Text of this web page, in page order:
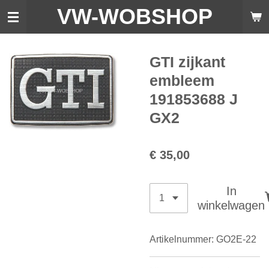
Ga
de
hoofdinhoud
VW-WOBSHOP
GTI zijkant
embleem
191853688 J
GX2
€ 35,00
In
winkelwagen
Artikelnummer: GO2E-22